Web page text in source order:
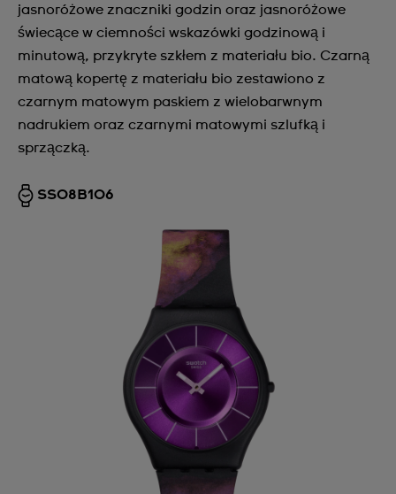
jasnoróżowe znaczniki godzin oraz jasnoróżowe
świecące w ciemności wskazówki godzinową i
minutową, przykryte szkłem z materiału bio. Czarną
matową kopertę z materiału bio zestawiono z
czarnym matowym paskiem z wielobarwnym
nadrukiem oraz czarnymi matowymi szlufką i
sprzączką.
SS08B106